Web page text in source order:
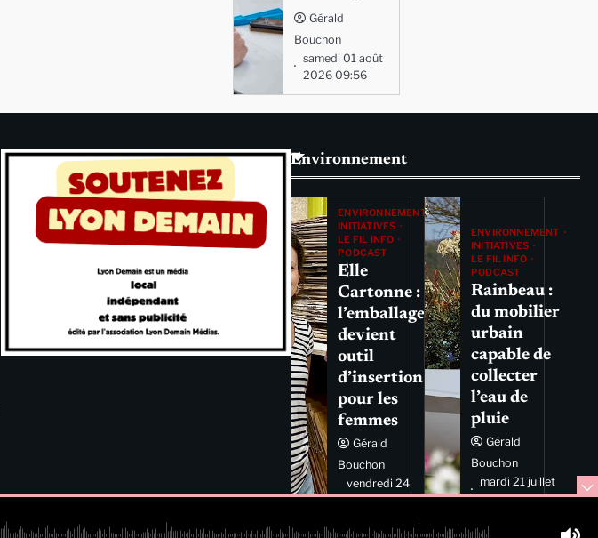
Gérald
Bouchon
samedi 01 août
2026 09:56
Environnement
ENVIRONNEMENT
INITIATIVES
LE FIL INFO
PODCAST
Elle
Cartonne :
l’emballage
devient
outil
d’insertion
pour les
femmes
Gérald
Bouchon
vendredi 24
juillet 2026
ENVIRONNEMENT
INITIATIVES
LE FIL INFO
PODCAST
Rainbeau :
du mobilier
urbain
capable de
collecter
l’eau de
pluie
Gérald
Bouchon
mardi 21 juillet
2026 11:44